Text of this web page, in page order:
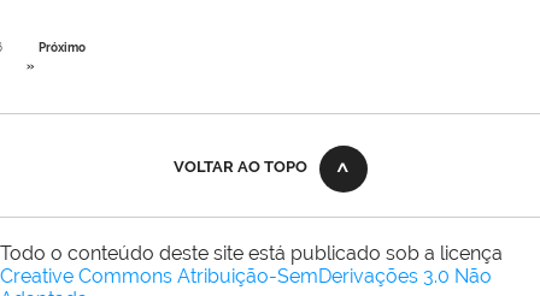
Próximo
»
VOLTAR AO TOPO
Todo o conteúdo deste site está publicado sob a licença
Creative Commons Atribuição-SemDerivações 3.0 Não